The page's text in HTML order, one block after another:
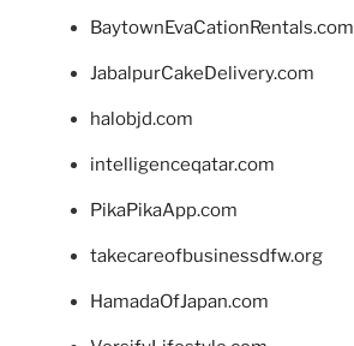
BaytownEvaCationRentals.com
JabalpurCakeDelivery.com
halobjd.com
intelligenceqatar.com
PikaPikaApp.com
takecareofbusinessdfw.org
HamadaOfJapan.com